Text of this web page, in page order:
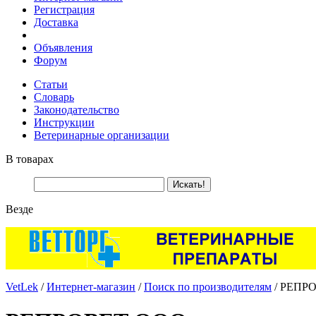
Регистрация
Доставка
Объявления
Форум
Статьи
Словарь
Законодательство
Инструкции
Ветеринарные организации
В товарах
Везде
VetLek /Интернет-магазин /Поиск по производителям /